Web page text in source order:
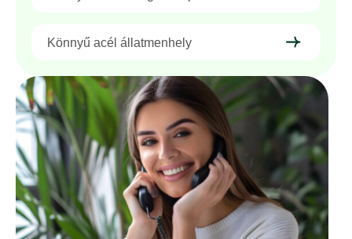
Könnyű acél állatmenhely